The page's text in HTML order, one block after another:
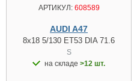
АРТИКУЛ:608589
AUDI A47
8x18 5/130 ET53 DIA 71.6
S
на складе >12 шт.